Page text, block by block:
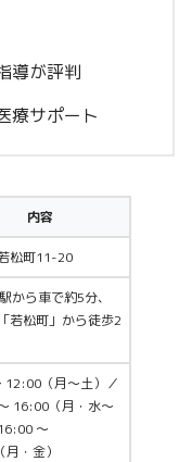
導が評判
療サポート
内容
松町11-20
から車で約5分、
若松町」から徒歩2
12:00（月〜土）／
16:00（月・水〜
～
・金）